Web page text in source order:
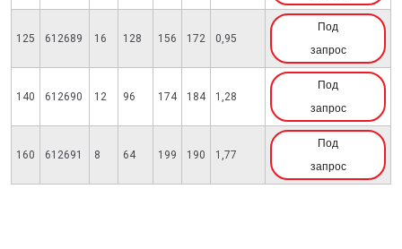
125 612689 16 128 156 172 0,95
Под
запрос
140 612690 12 96 174 184 1,28
Под
запрос
160 612691 8 64 199 190 1,77
Под
запрос